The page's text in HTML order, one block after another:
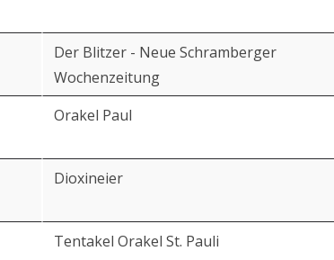
Der Blitzer - Neue Schramberger
Wochenzeitung
Orakel Paul
Dioxineier
Tentakel Orakel St. Pauli